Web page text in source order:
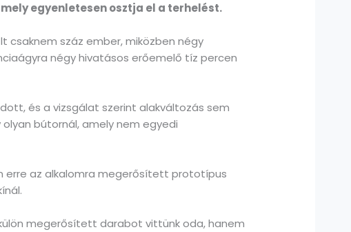
egyenletesen osztja el a terhelést.
csaknem száz ember, miközben négy
négy hivatásos erőemelő tíz percen
és a vizsgálat szerint alakváltozás sem
bútornál, amely nem egyedi
erre az alkalomra megerősített prototípus
megerősített darabot vittünk oda, hanem